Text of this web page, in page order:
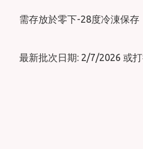
需存放於零下-28度冷涷保存
最新批次日期: 2/7/2026 或